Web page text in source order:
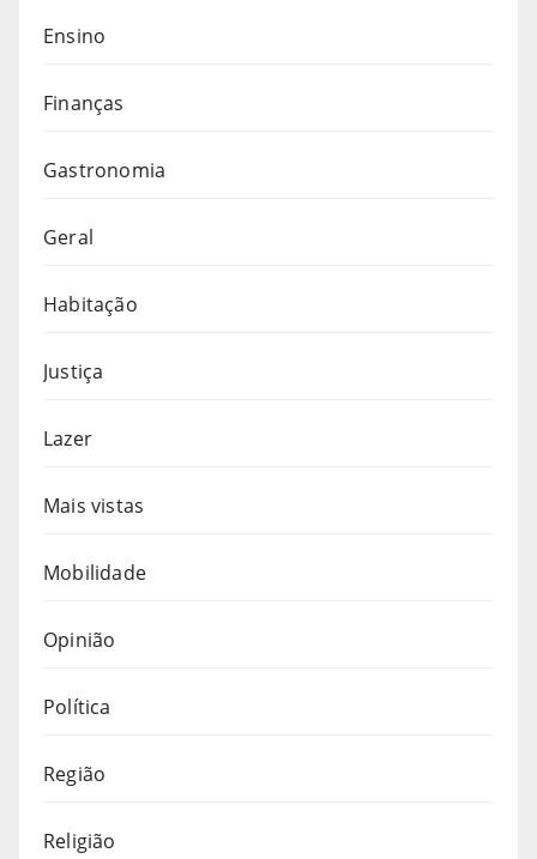
Ensino
Finanças
Gastronomia
Geral
Habitação
Justiça
Lazer
Mais vistas
Mobilidade
Opinião
Política
Região
Religião